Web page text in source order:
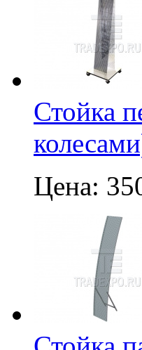
Стойка
Цена: